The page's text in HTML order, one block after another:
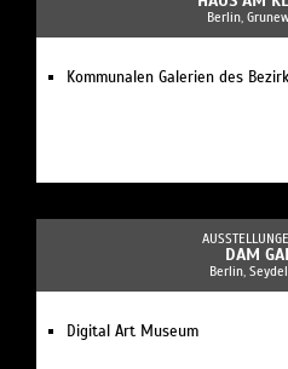
Berlin,
Kommunalen Galerien des
DAM
Berlin,
Digital Art Museum